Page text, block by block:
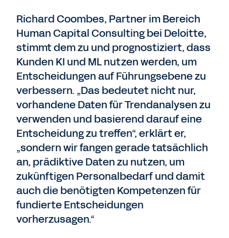
Richard Coombes, Partner im Bereich
Human Capital Consulting bei Deloitte,
stimmt dem zu und prognostiziert, dass
Kunden KI und ML nutzen werden, um
Entscheidungen auf Führungsebene zu
verbessern. „Das bedeutet nicht nur,
vorhandene Daten für Trendanalysen zu
verwenden und basierend darauf eine
Entscheidung zu treffen“, erklärt er,
„sondern wir fangen gerade tatsächlich
an, prädiktive Daten zu nutzen, um
zukünftigen Personalbedarf und damit
auch die benötigten Kompetenzen für
fundierte Entscheidungen
vorherzusagen.“